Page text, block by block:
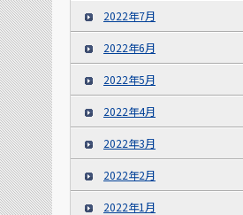
2022年7月
2022年6月
2022年5月
2022年4月
2022年3月
2022年2月
2022年1月